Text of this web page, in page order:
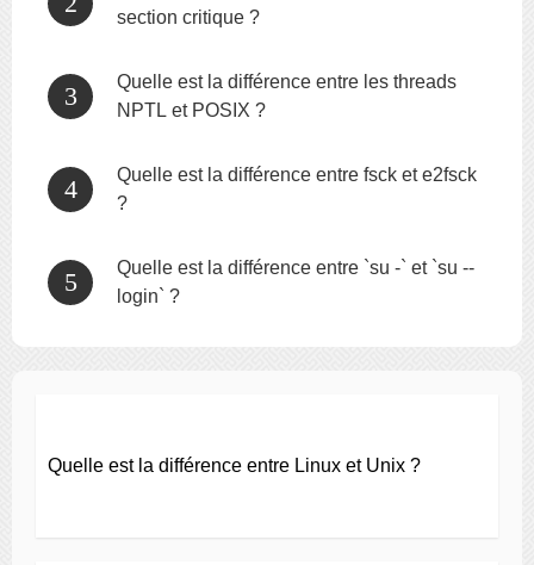
section critique ?
Quelle est la différence entre les threads
NPTL et POSIX ?
Quelle est la différence entre fsck et e2fsck
?
Quelle est la différence entre `su -` et `su --
login` ?
Quelle est la différence entre Linux et Unix ?